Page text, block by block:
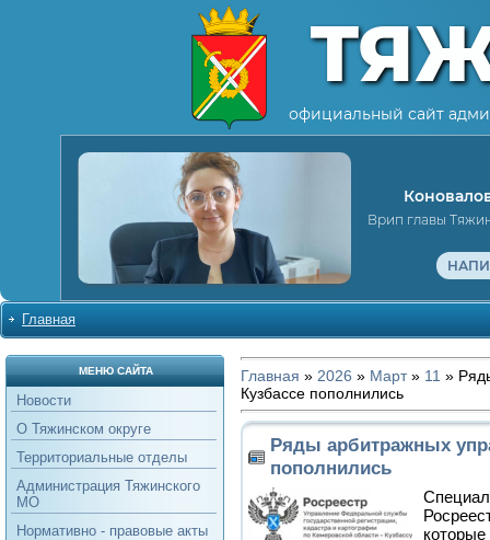
официальный сайт
Врип главы
Главная
МЕНЮ САЙТА
Новости
О Тяжинском округе
Территориальные отделы
Администрация Тяжинского
МО
Нормативно - правовые акты
Главная » 2026 » Март » 11 »
Кузбассе пополнились
Ряды арбитражных
пополнились